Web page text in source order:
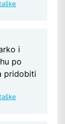
i
po
pridobiti